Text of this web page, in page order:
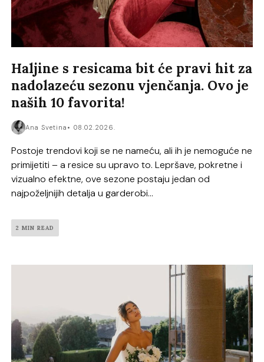
Haljine s resicama bit će pravi hit za
nadolazeću sezonu vjenčanja. Ovo je
naših 10 favorita!
Ana Svetina 08.02.2026.
Postoje trendovi koji se ne nameću, ali ih je nemoguće ne
primijetiti – a resice su upravo to. Lepršave, pokretne i
vizualno efektne, ove sezone postaju jedan od
najpoželjnijih detalja u garderobi...
2 MIN READ